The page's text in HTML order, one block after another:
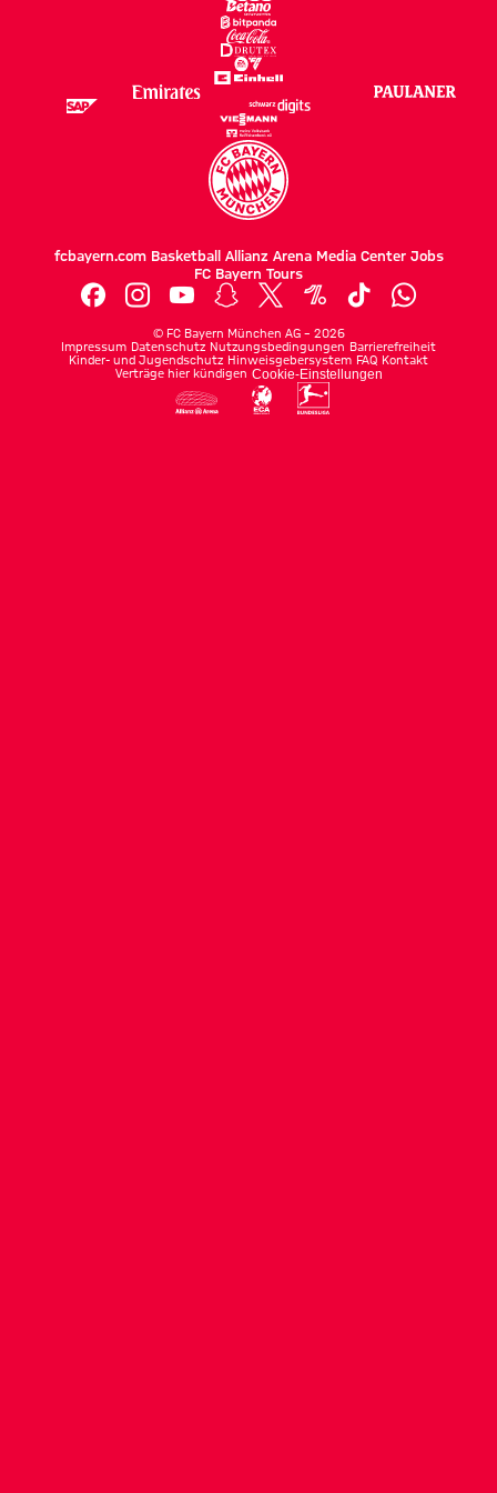
fcbayern.com Basketball Allianz Arena Media Center Jobs
FC Bayern Tours
© FC Bayern München AG – 2026
Impressum Datenschutz Nutzungsbedingungen Barrierefreiheit
Kinder- und Jugendschutz Hinweisgebersystem FAQ Kontakt
Verträge hier kündigen Cookie-Einstellungen